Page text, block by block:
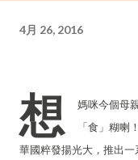
4月 26, 2016
想
媽咪今個母
「食」糊
華國粹發揚光大，推出